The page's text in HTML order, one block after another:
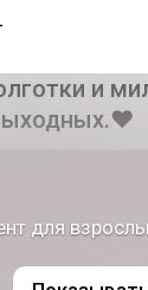
и
для